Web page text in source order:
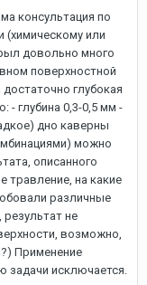
консультация по
(химическому или
довольно много
поверхностной
глубокая
- глубина 0,3-0,5 мм -
дно каверны
можно
описанного
травление, на какие
различные
не
возможно,
Применение
задачи исключается.